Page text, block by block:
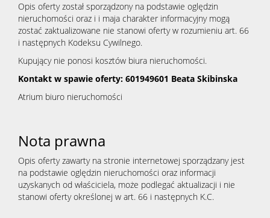
Opis oferty został sporządzony na podstawie oględzin
nieruchomości oraz i i maja charakter informacyjny mogą
zostać zaktualizowane nie stanowi oferty w rozumieniu art. 66
i następnych Kodeksu Cywilnego.
Kupujący nie ponosi kosztów biura nieruchomości.
Kontakt w spawie oferty: 601949601 Beata Skibinska
Atrium biuro nieruchomości
Nota prawna
Opis oferty zawarty na stronie internetowej sporządzany jest
na podstawie oględzin nieruchomości oraz informacji
uzyskanych od właściciela, może podlegać aktualizacji i nie
stanowi oferty określonej w art. 66 i następnych K.C.